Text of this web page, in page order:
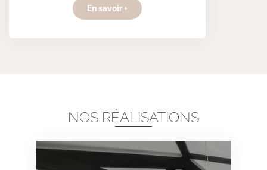
En savoir +
NOS RÉALISATIONS